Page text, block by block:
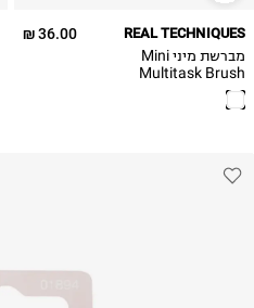
36.00 ₪ REAL TECHNIQUES
מברשת מיני Mini
Multitask Brush